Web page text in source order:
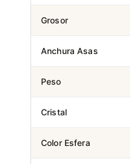
Grosor
Anchura Asas
Peso
Cristal
Color Esfera